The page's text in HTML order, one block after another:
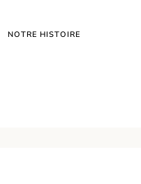
NOTRE HISTOIRE